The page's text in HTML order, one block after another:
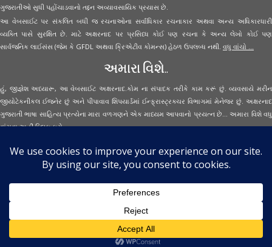
ગુજરાતીઓ સુધી પહોંચાડવાનો તદ્દન અવ્યાવસાયિક પ્રયાસ છે.
આ વેબસાઈટ પર સંકલિત બધી જ રચનાઓના સર્વાધિકાર રચનાકાર અથવા અન્ય અધિકારધારી
વ્યક્તિ પાસે સુરક્ષિત છે. માટે અક્ષરનાદ પર પ્રસિધ્ધ કોઈ પણ રચના કે અન્ય લેખો કોઈ પણ
સાર્વજનિક લાઈસંસ (જેમ કે GFDL અથવા ક્રિએટીવ કોમન્સ) હેઠળ ઉપલબ્ધ નથી. વધુ વાંચો ...
અમારા વિશે..
હું, જીજ્ઞેશ અધ્યારૂ, આ વેબસાઈટ અક્ષરનાદ.કોમ ના સંપાદક તરીકે કામ કરૂં છું. વ્યવસાયે મરીન
જીયોટેકનીકલ ઈજનેર છું અને પીપાવાવ શિપયાર્ડમાં ઈન્ફ્રાસ્ટ્રક્ચર વિભાગમાં મેનેજર છું. અક્ષરનાદ
ગુજરાતી ભાષા સાહિત્ય પ્રત્યેના મારા વળગણને એક માધ્યમ આપવાનો પ્રયત્ન છે... અમારા વિશે વધુ
વાંચવાઅહીં ક્લિક કરો...
Secured Site Assurance
Aksharnaad.com
By Jignesh Adhyaru ·
· All Rights Reserved ·